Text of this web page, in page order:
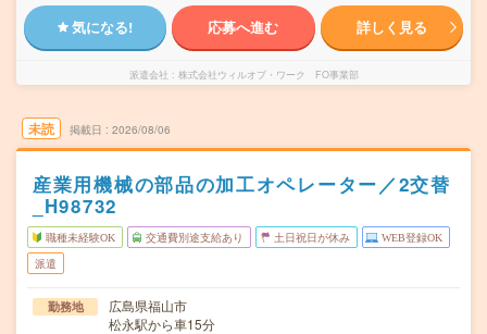
気になる! 応募へ進む 詳しく見る
派遣会社 株式会社ウィルオブ・ワーク FO事業部
未読 掲載日 2026/08/06
産業用機械の部品の加工オペレーター／2交替
_H98732
職種未経験OK 交通費別途支給あり 土日祝日が休み WEB登録OK
派遣
勤務地
広島県福山市
松永駅から車15分